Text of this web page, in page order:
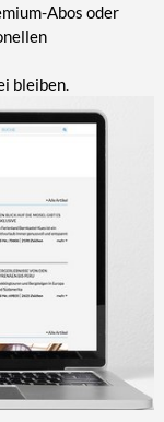
Abos oder
bleiben.